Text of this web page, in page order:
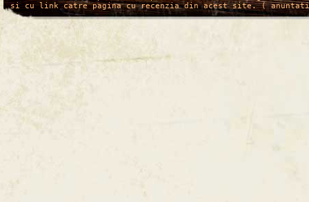
si cu link catre pagina cu recenzia din acest site. (